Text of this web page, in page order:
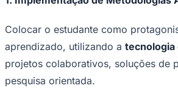
Palmeiras
Colocar o estudante como
aprendizado, utilizando a tecnologia
projetos colaborativos, soluções de
pesquisa orientada.